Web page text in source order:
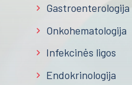
Gastroenterologija
Onkohematologija
Infekcinės ligos
Endokrinologija